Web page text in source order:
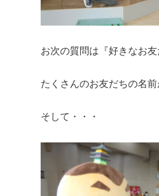
お次の質問は『好きなお友
たくさんのお友だちの名
そして・・・